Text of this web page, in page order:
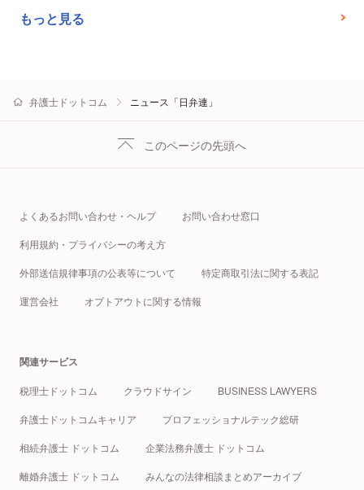
もっと見る
弁護士ドットコム ニュース「日弁連」
このページの先頭へ
よくあるお問い合わせ・ヘルプ お問い合わせ窓口
利用規約・プライバシーの考え方
外部送信規律事項の公表等について 特定商取引法に関する表記
運営会社 オプトアウトに関する情報
関連サービス
税理士ドットコム クラウドサイン BUSINESS LAWYERS
弁護士ドットコムキャリア プロフェッショナルテック総研
相続弁護士 ドットコム 企業法務弁護士 ドットコム
離婚弁護士 ドットコム みんなの法律相談まとめアーカイブ